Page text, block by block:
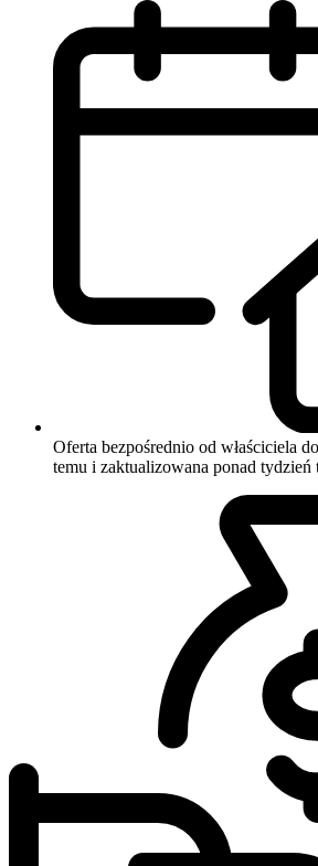
Oferta bezpośrednio od właściciela
temu i zaktualizowana ponad tydzień